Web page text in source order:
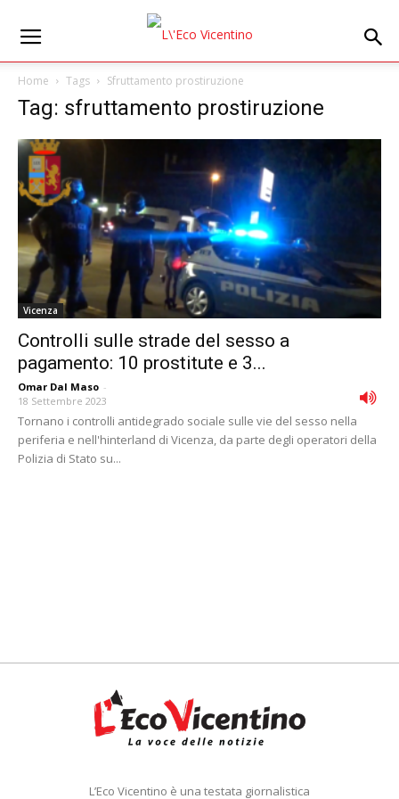
Home Tags Sfruttamento prostiruzione
Tag: sfruttamento prostiruzione
Vicenza
Controlli sulle strade del sesso a
pagamento: 10 prostitute e 3...
Omar Dal Maso -
18 Settembre 2023
Tornano i controlli antidegrado sociale sulle vie del sesso nella
periferia e nell'hinterland di Vicenza, da parte degli operatori della
Polizia di Stato su...
L’Eco Vicentino è una testata giornalistica